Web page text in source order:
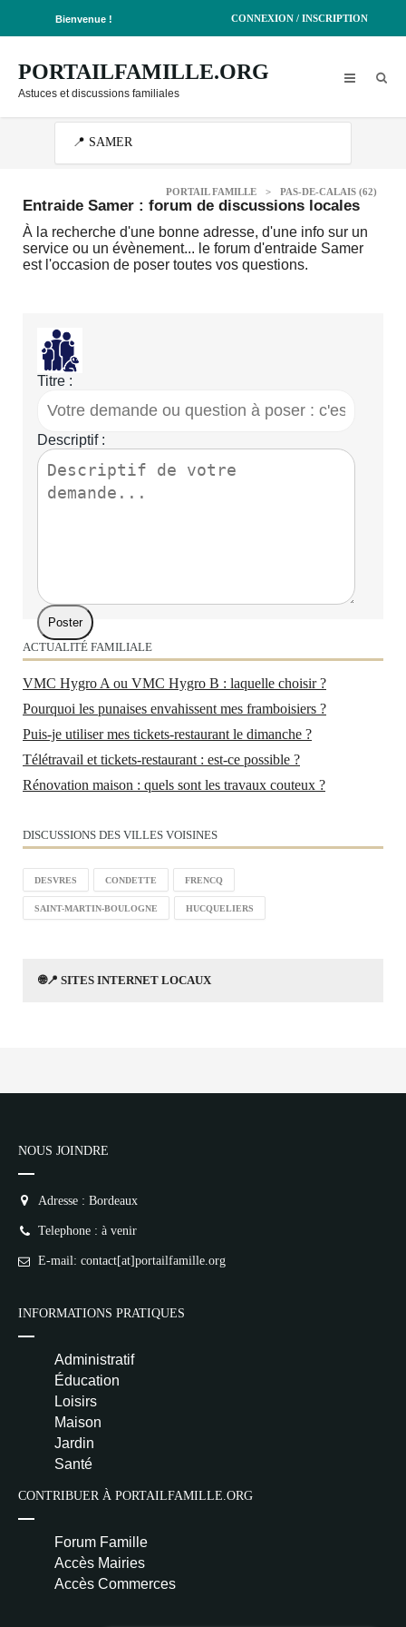
Bienvenue ! CONNEXION / INSCRIPTION
PORTAILFAMILLE.ORG
Astuces et discussions familiales
PORTAIL FAMILLE > PAS-DE-CALAIS (62)
Entraide Samer : forum de discussions locales
À la recherche d'une bonne adresse, d'une info sur un
service ou un évènement... le forum d'entraide Samer
est l'occasion de poser toutes vos questions.
Titre :
Descriptif :
ACTUALITÉ FAMILIALE
VMC Hygro A ou VMC Hygro B : laquelle choisir ?
Pourquoi les punaises envahissent mes framboisiers ?
Puis-je utiliser mes tickets-restaurant le dimanche ?
Télétravail et tickets-restaurant : est-ce possible ?
Rénovation maison : quels sont les travaux couteux ?
DISCUSSIONS DES VILLES VOISINES
DESVRES CONDETTE FRENCQ
SAINT-MARTIN-BOULOGNE HUCQUELIERS
🌐📍 SITES INTERNET LOCAUX
NOUS JOINDRE
Adresse : Bordeaux
Telephone : à venir
E-mail: contact[at]portailfamille.org
INFORMATIONS PRATIQUES
Administratif
Éducation
Loisirs
Maison
Jardin
Santé
CONTRIBUER À PORTAILFAMILLE.ORG
Forum Famille
Accès Mairies
Accès Commerces